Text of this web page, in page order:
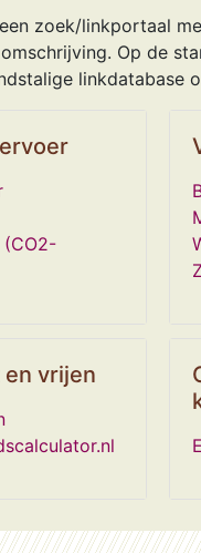
zoek/linkportaal
Op de
linkdatabase
(CO2-
vrijen